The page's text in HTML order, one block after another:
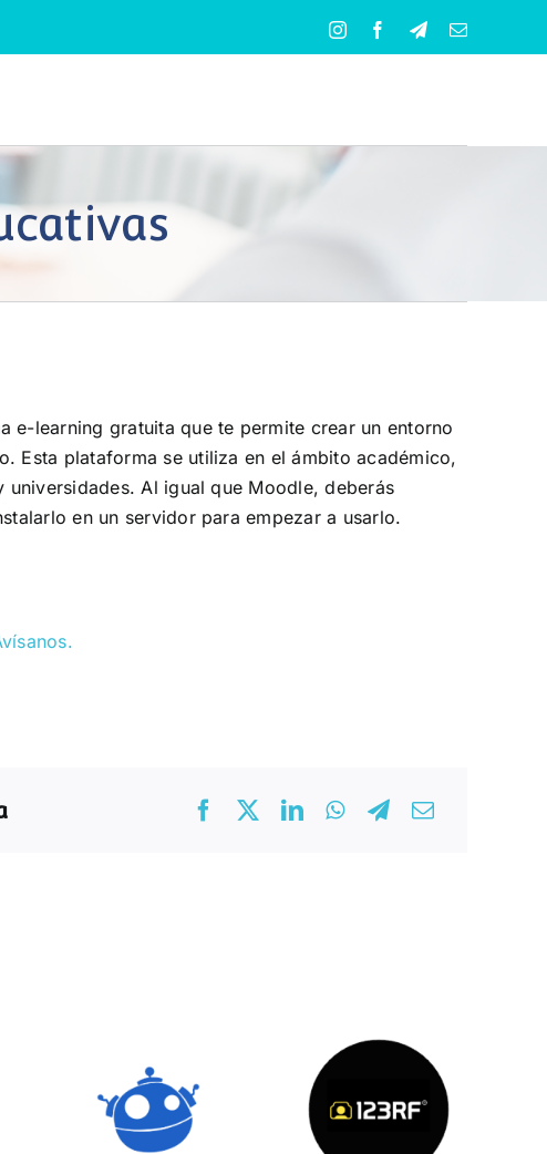
InstagramFacebookTelegramCorreo
e-learning gratuita que te permite crear un entorno
Esta plataforma se utiliza en el ámbito académico,
universidades. Al igual que Moodle, deberás
en un servidor para empezar a usarlo.
Freepik 123RF